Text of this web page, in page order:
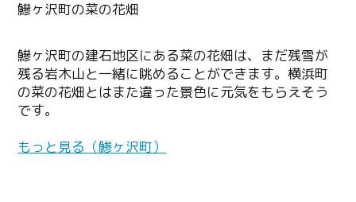
鰺ヶ沢町の建石地区にある菜の花畑は、まだ残雪が
残る岩木山と一緒に眺めることができます。横浜町
の菜の花畑とはまた違った景色に元気をもらえそう
です。
もっと見る（鯵ヶ沢町）